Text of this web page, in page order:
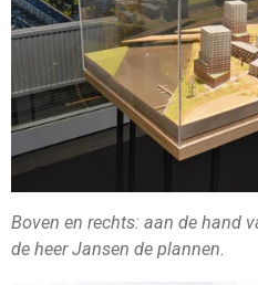
Boven en rechts: aan de hand
de heer Jansen de plannen.